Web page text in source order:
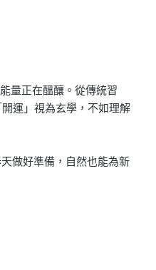
量正在醞釀。從傳統習
運」視為玄學，不如理解
做好準備，自然也能為新